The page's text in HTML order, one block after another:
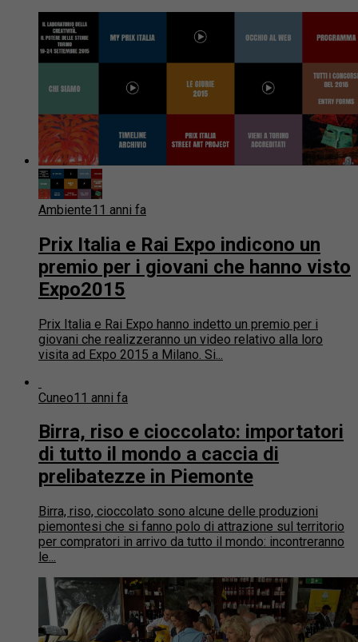
Ambiente11 anni fa
Prix Italia e Rai Expo indicono un
premio per i giovani che hanno visto
Expo2015
Prix Italia e Rai Expo hanno indetto un premio per i
giovani che realizzeranno un video relativo alla loro
visita ad Expo 2015 a Milano. Si...
Cuneo11 anni fa
Birra, riso e cioccolato: importatori
di tutto il mondo a caccia di
prelibatezze in Piemonte
Birra, riso, cioccolato sono alcune delle produzioni
piemontesi che si fanno polo di attrazione sul territorio
per compratori in arrivo da tutto il mondo: incontreranno
le...